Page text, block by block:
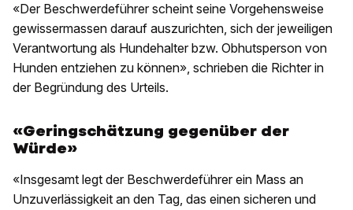
«Der Beschwerdeführer scheint seine Vorgehensweise
gewissermassen darauf auszurichten, sich der jeweiligen
Verantwortung als Hundehalter bzw. Obhutsperson von
Hunden entziehen zu können», schrieben die Richter in
der Begründung des Urteils.
«Geringschätzung gegenüber der
Würde»
«Insgesamt legt der Beschwerdeführer ein Mass an
Unzuverlässigkeit an den Tag, das einen sicheren und